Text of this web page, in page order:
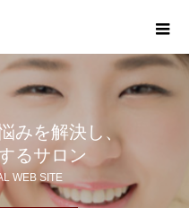
みを解決し、
るサロン
WEB SITE